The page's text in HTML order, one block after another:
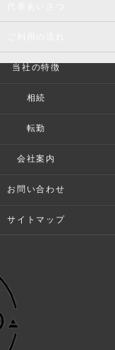
当社の特徴
相続
転勤
会社案内
お問い合わせ
サイトマップ